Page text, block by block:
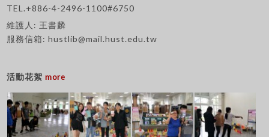
TEL.+886-4-2496-1100#6750
維護人: 王書麟
服務信箱:hustlib@mail.hust.edu.tw
活動花絮more